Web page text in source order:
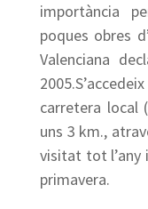
importància
poques obres
Valenciana
carretera local
uns 3 km.,
visitat tot l’any
primavera.